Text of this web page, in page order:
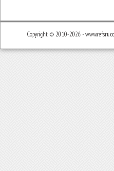
Copyright © 2010-2026 -